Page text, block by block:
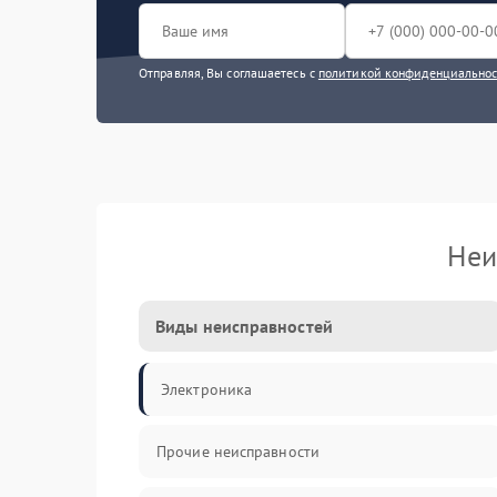
Отправляя, Вы соглашаетесь с политикой
Виды неисправностей
Электроника
Прочие неисправности